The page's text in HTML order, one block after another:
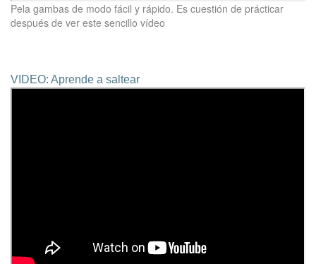
Pela gambas de modo fácil y rápido. Es cuestión de prácticar
después de ver este sencillo vídeo
VIDEO: Aprende a saltear